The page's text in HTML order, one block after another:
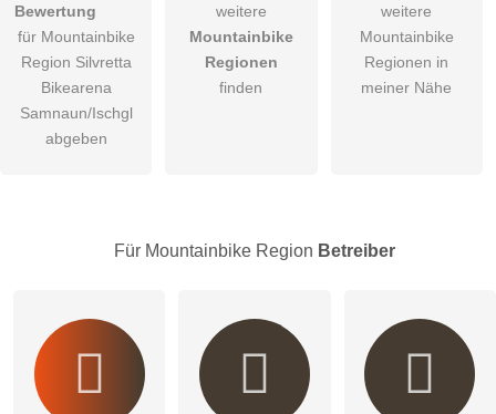
DieDatenschutzerklärunghabe ich zur Kenntnis genommen.
öffentliche Frage stellen Abbrechen
Hinweis:Bitte beachten Sie, öffentliche Fragen sind
Bewertung
für Mountainbike
Region Silvretta
Bikearena
Samnaun/Ischgl
abgeben
weitere
Mountainbike
Regionen
finden
weitere
Mountainbike
Regionen in
meiner Nähe
Für Mountainbike Region Betreiber